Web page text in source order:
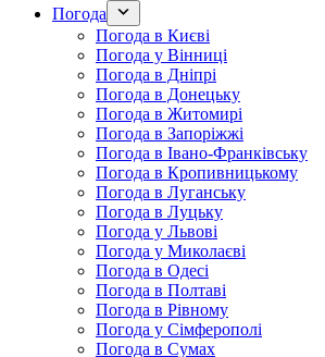
Погода
Погода в Києві
Погода у Вінниці
Погода в Дніпрі
Погода в Донецьку
Погода в Житомирі
Погода в Запоріжжі
Погода в Івано-Франківську
Погода в Кропивницькому
Погода в Луганську
Погода в Луцьку
Погода у Львові
Погода у Миколаєві
Погода в Одесі
Погода в Полтаві
Погода в Рівному
Погода у Сімферополі
Погода в Сумах